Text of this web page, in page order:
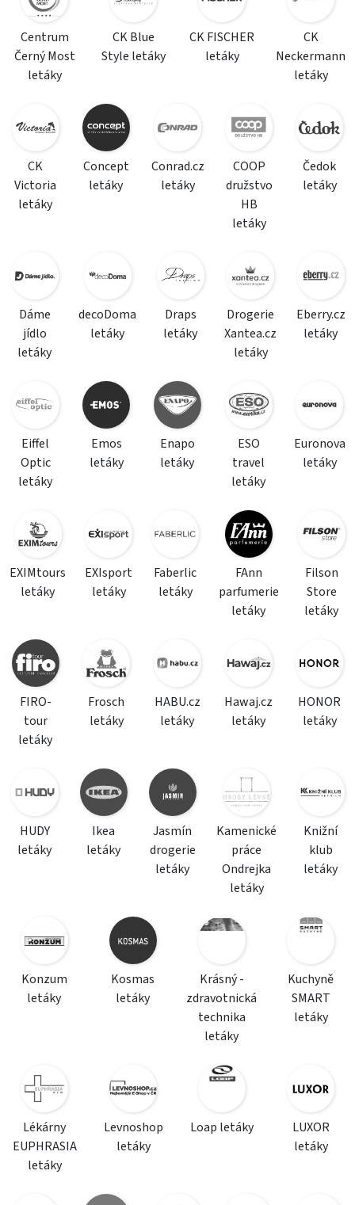
Centrum
Černý Most
letáky
CK Blue
Style letáky
CK FISCHER
letáky
CK
Neckermann
letáky
CK
Victoria
letáky
Concept
letáky
Conrad.cz
letáky
COOP
družstvo
HB
letáky
Čedok
letáky
Dáme
jídlo
letáky
decoDoma
letáky
Draps
letáky
Drogerie
Xantea.cz
letáky
Eberry.cz
letáky
Eiffel
Optic
letáky
Emos
letáky
Enapo
letáky
ESO
travel
letáky
Euronova
letáky
EXIMtours
letáky
EXIsport
letáky
Faberlic
letáky
FAnn
parfumerie
letáky
Filson
Store
letáky
FIRO-
tour
letáky
Frosch
letáky
HABU.cz
letáky
Hawaj.cz
letáky
HONOR
letáky
HUDY
letáky
Ikea
letáky
Jasmín
drogerie
letáky
Kamenické
práce
Ondrejka
letáky
Knižní
klub
letáky
Konzum
letáky
Kosmas
letáky
Krásný -
zdravotnická
technika
letáky
Kuchyně
SMART
letáky
Lékárny
EUPHRASIA
letáky
Levnoshop
letáky
Loap letáky
LUXOR
letáky